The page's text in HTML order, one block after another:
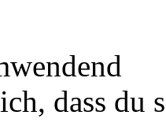
dass du